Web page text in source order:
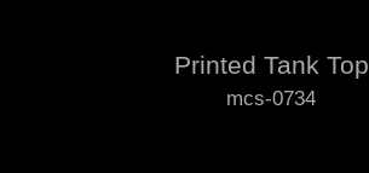
Printed Tank Top
mcs-0734